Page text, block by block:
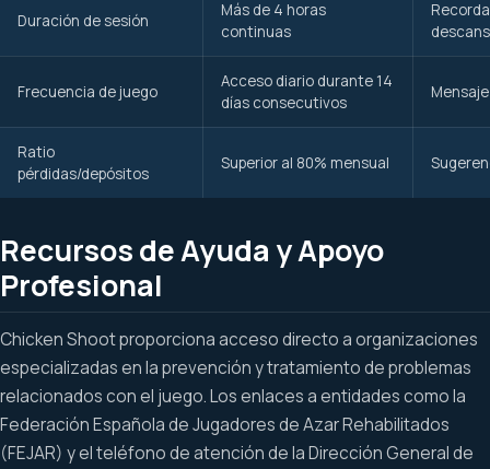
Duración de sesión
Más de 4 horas
continuas
Frecuencia de juego
Acceso diario durante 14
días consecutivos
Ratio
pérdidas/depósitos
Superior al 80% mensual
Recursos de Ayuda y Apoyo
Profesional
Chicken Shoot proporciona acceso directo a organizaciones
especializadas en la prevención y tratamiento de problemas
relacionados con el juego. Los enlaces a entidades como la
Federación Española de Jugadores de Azar Rehabilitados
(FEJAR) y el teléfono de atención de la Dirección General de